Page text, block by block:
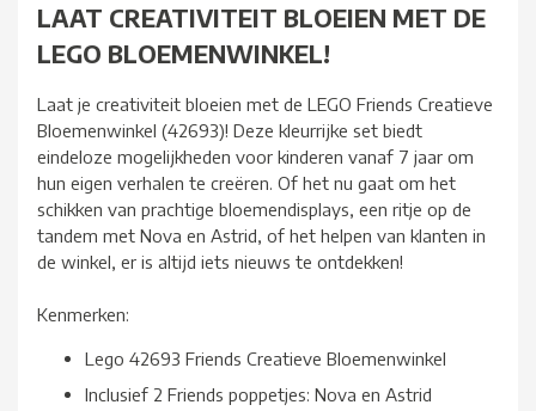
LAAT CREATIVITEIT BLOEIEN MET DE
LEGO BLOEMENWINKEL!
Laat je creativiteit bloeien met de LEGO Friends Creatieve
Bloemenwinkel (42693)! Deze kleurrijke set biedt
eindeloze mogelijkheden voor kinderen vanaf 7 jaar om
hun eigen verhalen te creëren. Of het nu gaat om het
schikken van prachtige bloemendisplays, een ritje op de
tandem met Nova en Astrid, of het helpen van klanten in
de winkel, er is altijd iets nieuws te ontdekken!
Kenmerken:
Lego 42693 Friends Creatieve Bloemenwinkel
Inclusief 2 Friends poppetjes: Nova en Astrid